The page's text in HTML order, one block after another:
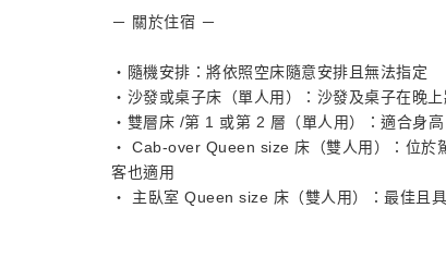
－ 關於住宿 －
・隨機安排：將依照空床隨意安排且無法指定
・沙發或桌子床（單人用）：沙發及桌子在晚
・雙層床 /第 1 或第 2 層（單人用）：適合身
・ Cab-over Queen size 床（雙人用）：位於
客也適用
・ 主臥室 Queen size 床（雙人用）：最佳且